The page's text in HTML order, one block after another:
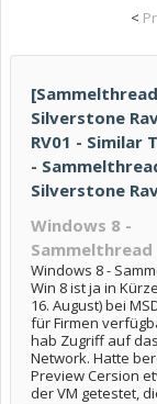
<
Silverstone
RV01 - Similar
-
Silverstone
Windows 8 -
Sammelthread
Windows 8 -
Win 8 ist ja in
16. August) bei
für Firmen
hab Zugriff auf
Network. Hatte
Preview Cersion
der VM getestet,